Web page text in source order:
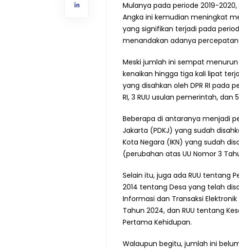
Mulanya pada periode 2019-2020,
Angka ini kemudian meningkat
yang signifikan terjadi pada
menandakan adanya percepatan
Meski jumlah ini sempat
kenaikan hingga tiga kali lipat
yang disahkan oleh DPR RI pada
RI, 3 RUU usulan pemerintah, dan
Beberapa di antaranya menjadi
Jakarta (PDKJ) yang sudah
Kota Negara (IKN) yang sudah
(perubahan atas UU Nomor 3
Selain itu, juga ada RUU tentang
2014 tentang Desa yang telah
Informasi dan Transaksi
Tahun 2024, dan RUU tentang
Pertama Kehidupan.
Walaupun begitu, jumlah ini